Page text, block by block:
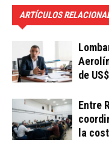
ARTÍCULOS
de
Entre
la